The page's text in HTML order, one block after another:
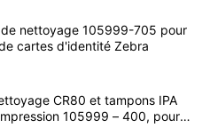
nettoyage 105999-705 pour
cartes d'identité Zebra
CR80 et tampons IPA
105999 – 400, pour